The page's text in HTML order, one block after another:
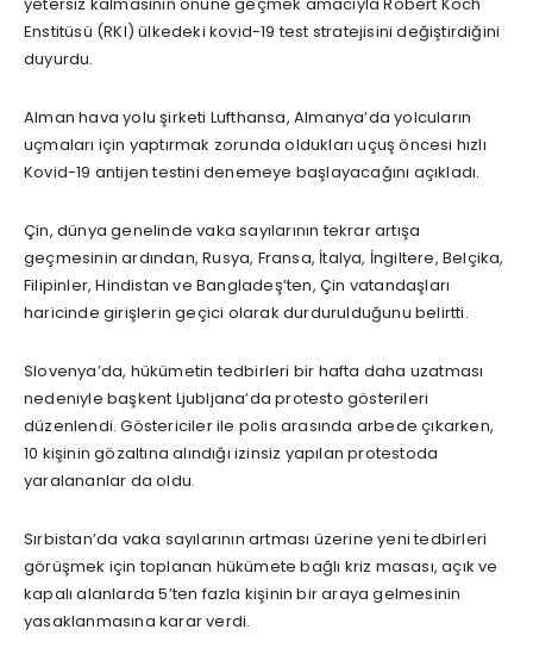
Enstitüsü (RKI) ülkedeki kovid-19 test stratejisini değiştirdiğini
duyurdu.
Alman hava yolu şirketi Lufthansa, Almanya’da yolcuların
uçmaları için yaptırmak zorunda oldukları uçuş öncesi hızlı
Kovid-19 antijen testini denemeye başlayacağını açıkladı.
Çin, dünya genelinde vaka sayılarının tekrar artışa
geçmesinin ardından, Rusya, Fransa, İtalya, İngiltere, Belçika,
Filipinler, Hindistan ve Bangladeş’ten, Çin vatandaşları
haricinde girişlerin geçici olarak durdurulduğunu belirtti.
Slovenya’da, hükümetin tedbirleri bir hafta daha uzatması
nedeniyle başkent Ljubljana’da protesto gösterileri
düzenlendi. Göstericiler ile polis arasında arbede çıkarken,
10 kişinin gözaltına alındığı izinsiz yapılan protestoda
yaralananlar da oldu.
Sırbistan’da vaka sayılarının artması üzerine yeni tedbirleri
görüşmek için toplanan hükümete bağlı kriz masası, açık ve
kapalı alanlarda 5’ten fazla kişinin bir araya gelmesinin
yasaklanmasına karar verdi.